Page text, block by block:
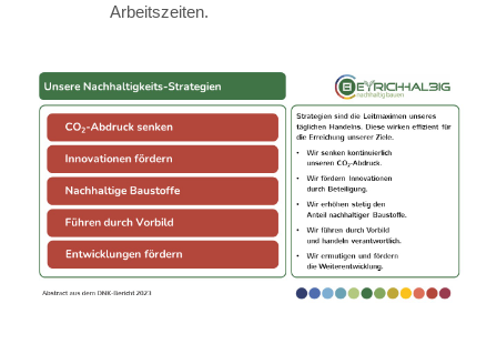
Arbeitszeiten.